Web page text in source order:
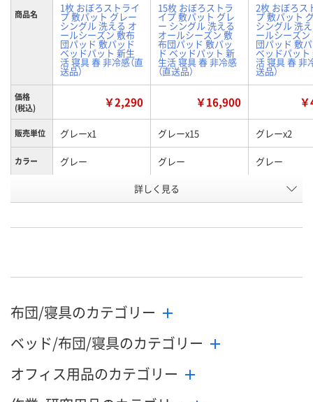
商品名 1枚 おぼろストライ
プ 敷パット グレー
シングル 洗える オ
ールシーズン 敷布
団パッド 敷パッド
ベッドパット 新生
活 寝具 春 非冷感（直
送品）
15枚 おぼろストラ
イプ 敷パット グレ
ー シングル 洗える
オールシーズン 敷
布団パッド 敷パッ
ド ベッドパット 新
生活 寝具 春 非冷感
（直送品）
2枚 おぼろス
プ 敷パット
シングル 洗
ールシーズン
団パッド 敷
ベッドパット
活 寝具 春 非
送品）
価格
(税込)
￥2,290 ￥16,900
販売単位 グレーx1 グレーx15 グレーx2
カラー グレー グレー グレー
HH16836 HH16844
メーカー都合により
メーカー都合により
メーカー都合
詳しく見る
布団/寝具のカテゴリー
ベッド/布団/寝具のカテゴリー
オフィス用品のカテゴリー